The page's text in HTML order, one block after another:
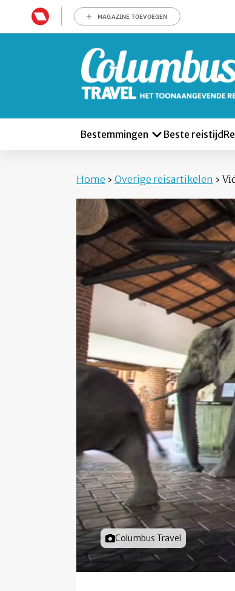
MAGAZINE TOEVOEGEN
Bestemmingen Beste reistijd
Home › Overige reisartikelen ›
Foto door
Columbus Travel